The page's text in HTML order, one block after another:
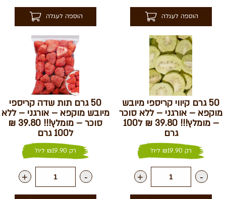
הוספה לעגלה הוספה לעגלה
50 גרם קיווי קריספי מיובש
מוקפא – אורגני – ללא סוכר
– מומלץ!!! 39.80 ₪ ל100
גרם
רק ₪19.90 ליח'
-
+
50 גרם תות שדה קריספי
מיובש מוקפא – אורגני – ללא
סוכר – מומלץ!!! 39.80 ₪
ל100 גרם
רק ₪19.90 ליח'
-
+